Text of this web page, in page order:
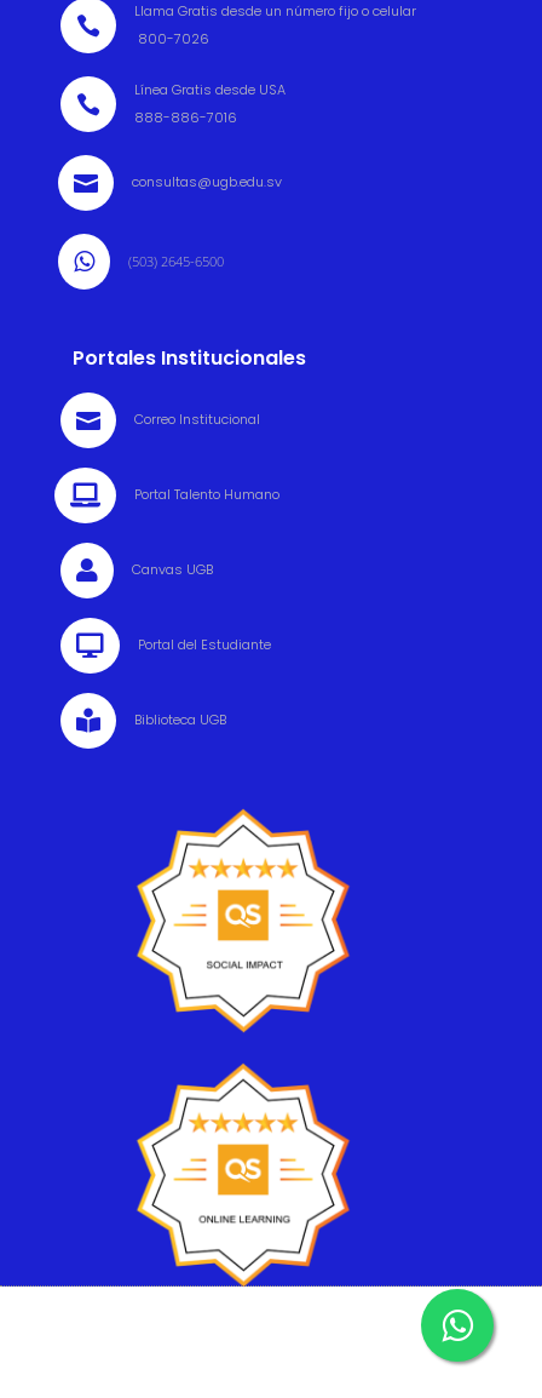

Llama Gratis desde un número fijo o celular
800-7026

Línea Gratis desde USA
888-886-7016
 consultas@ugb.edu.sv
 (503) 2645-6500
Portales Institucionales
 Correo Institucional
 Portal Talento Humano
 Canvas UGB
 Portal del Estudiante
 Biblioteca UGB